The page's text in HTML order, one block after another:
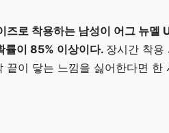
로 착용하는 남성이 어그 뉴멜
률이 85% 이상이다. 장시간 착용
끝이 닿는 느낌을 싫어한다면 한